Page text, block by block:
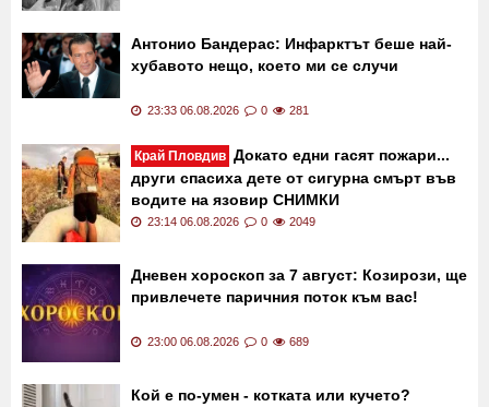
Антонио Бандерас: Инфарктът беше най-
хубавото нещо, което ми се случи
23:33 06.08.2026 0 281
Край Пловдив Докато едни гасят пожари...
други спасиха дете от сигурна смърт във
водите на язовир СНИМКИ
23:14 06.08.2026 0 2049
Дневен хороскоп за 7 август: Козирози, ще
привлечете паричния поток към вас!
23:00 06.08.2026 0 689
Кой е по-умен - котката или кучето?